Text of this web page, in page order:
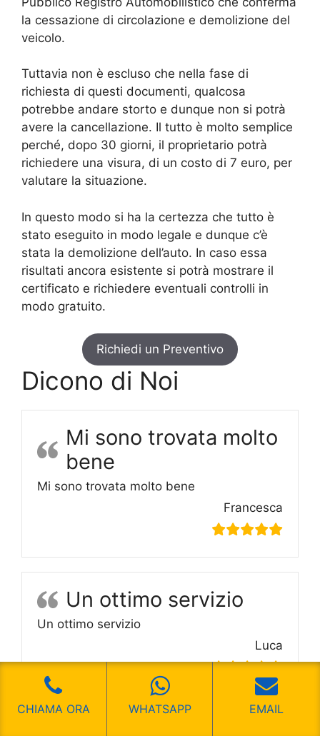
la cessazione di circolazione e demolizione del
veicolo.
Tuttavia non è escluso che nella fase di
richiesta di questi documenti, qualcosa
potrebbe andare storto e dunque non si potrà
avere la cancellazione. Il tutto è molto semplice
perché, dopo 30 giorni, il proprietario potrà
richiedere una visura, di un costo di 7 euro, per
valutare la situazione.
In questo modo si ha la certezza che tutto è
stato eseguito in modo legale e dunque c’è
stata la demolizione dell’auto. In caso essa
risultati ancora esistente si potrà mostrare il
certificato e richiedere eventuali controlli in
modo gratuito.
Richiedi un Preventivo
Dicono di Noi
Mi sono trovata molto
bene
Mi sono trovata molto bene
Francesca
Un ottimo servizio
Un ottimo servizio
Luca
CHIAMA ORA WHATSAPP EMAIL